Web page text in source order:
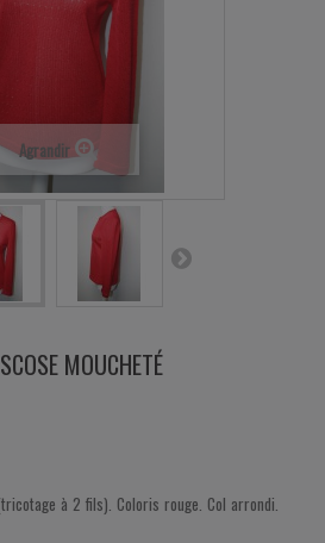
Agrandir
MOUCHETÉ
à 2 fils). Coloris rouge. Col arrondi.